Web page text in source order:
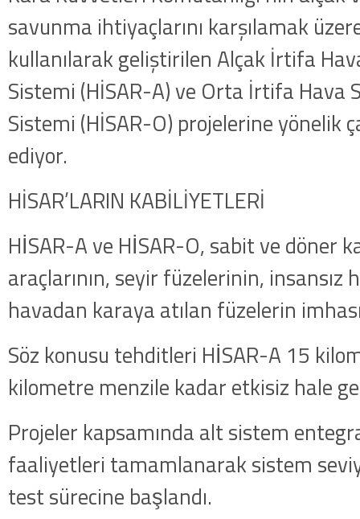
savunma ihtiyaçlarını karşılamak
kullanılarak geliştirilen Alçak İrtifa
Sistemi (HİSAR-A) ve Orta İrtifa Hava
Sistemi (HİSAR-O) projelerine yönelik
ediyor.
HİSAR’LARIN KABİLİYETLERİ
HİSAR-A ve HİSAR-O, sabit ve döner
araçlarının, seyir füzelerinin, insansız
havadan karaya atılan füzelerin
Söz konusu tehditleri HİSAR-A 15
kilometre menzile kadar etkisiz hale
Projeler kapsamında alt sistem
faaliyetleri tamamlanarak sistem
test sürecine başlandı.